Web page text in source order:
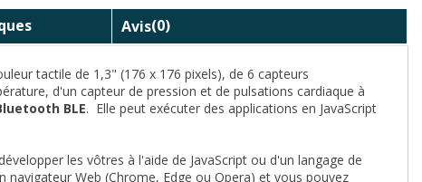
Avis(0)
tactile de 1,3" (176 x 176 pixels), de 6 capteurs
d'un capteur de pression et de pulsations cardiaque à
BLE. Elle peut exécuter des applications en JavaScript
les vôtres à l'aide de JavaScript ou d'un langage de
Web (Chrome, Edge ou Opera) et vous pouvez